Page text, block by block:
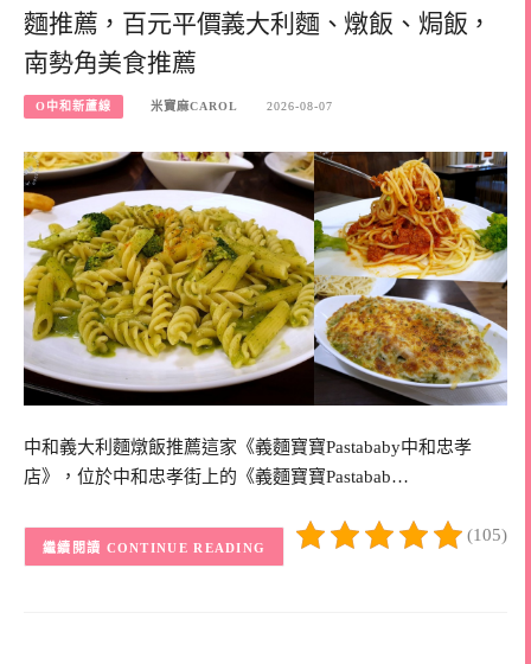
麵推薦，百元平價義大利麵、燉飯、焗飯，
南勢角美食推薦
O中和新蘆線 米寶麻CAROL 2026-08-07
中和義大利麵燉飯推薦這家《義麵寶寶Pastababy中和忠孝
店》，位於中和忠孝街上的《義麵寶寶Pastabab…
(105)
CONTINUE READING